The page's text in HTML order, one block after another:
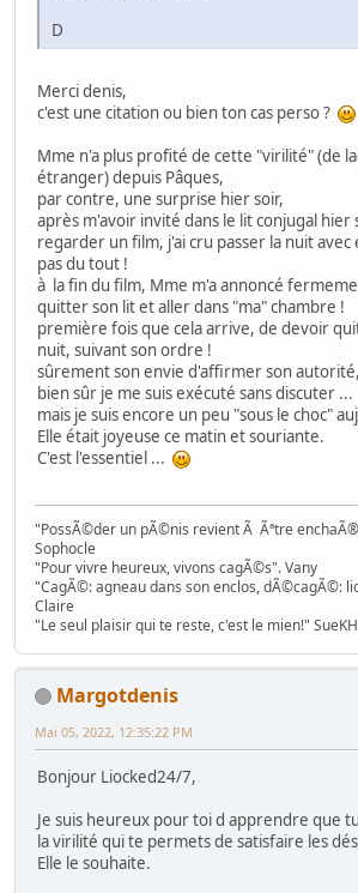
D
Merci denis,
c'est une citation ou bien ton cas perso ?
Mme n'a plus profité de cette "virilité" (de
étranger) depuis Pâques,
par contre, une surprise hier soir,
après m'avoir invité dans le lit conjugal
regarder un film, j'ai cru passer la nuit avec
pas du tout !
à la fin du film, Mme m'a annoncé
quitter son lit et aller dans "ma" chambre !
première fois que cela arrive, de devoir
nuit, suivant son ordre !
sûrement son envie d'affirmer son autorité,
bien sûr je me suis exécuté sans discuter ...
mais je suis encore un peu "sous le choc"
Elle était joyeuse ce matin et souriante.
C'est l'essentiel ...
"PossÃ©der un pÃ©nis revient Ã Ãªtre
Sophocle
"Pour vivre heureux, vivons cagÃ©s". Vany
"CagÃ©: agneau dans son enclos, dÃ©cagÃ©:
Claire
"Le seul plaisir qui te reste, c'est le mien!"
Margotdenis
Mai 05, 2022, 12:35:22 PM
Bonjour Liocked24/7,
Je suis heureux pour toi d apprendre que
la virilité qui te permets de satisfaire les
Elle le souhaite.